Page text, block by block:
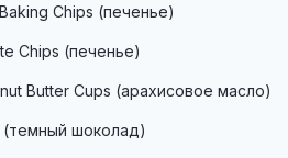
Chips (печенье)
Chips (печенье)
Butter Cups (арахисовое масло)
(темный шоколад)